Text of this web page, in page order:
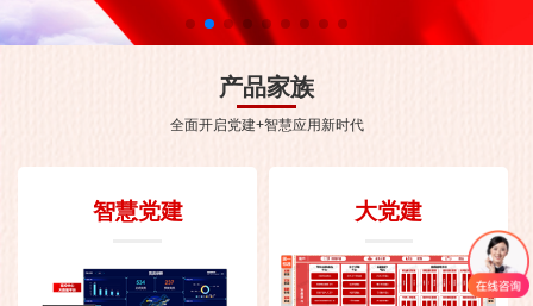
产品家族
全面开启党建+智慧应用新时代
智慧党建 大党建